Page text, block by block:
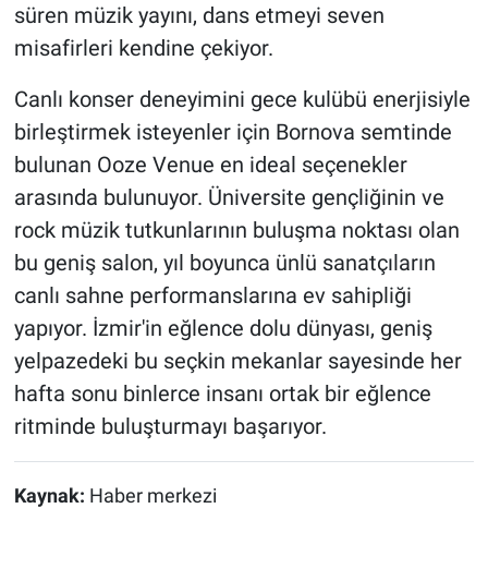
süren müzik yayını, dans etmeyi seven
misafirleri kendine çekiyor.
Canlı konser deneyimini gece kulübü enerjisiyle
birleştirmek isteyenler için Bornova semtinde
bulunan Ooze Venue en ideal seçenekler
arasında bulunuyor. Üniversite gençliğinin ve
rock müzik tutkunlarının buluşma noktası olan
bu geniş salon, yıl boyunca ünlü sanatçıların
canlı sahne performanslarına ev sahipliği
yapıyor. İzmir'in eğlence dolu dünyası, geniş
yelpazedeki bu seçkin mekanlar sayesinde her
hafta sonu binlerce insanı ortak bir eğlence
ritminde buluşturmayı başarıyor.
Kaynak: Haber merkezi